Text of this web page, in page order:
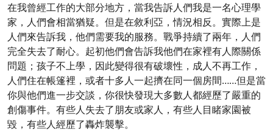
在我曾經工作的大部分地方，當我告訴人們我是一名心理學
家，人們會相當猶疑。但是在敘利亞，情況相反。實際上是
人們來告訴我，他們需要我的服務。戰爭持續了兩年，人們
完全失去了耐心。起初他們會告訴我他們在家裡有人際關係
問題；孩子不上學，因此變得很有破壞性，成人不再工作，
人們住在帳篷裡，或者十多人一起擠在同一個房間……但是當
你與他們進一步交談，你很快發現大多數人都經歷了嚴重的
創傷事件。有些人失去了朋友或家人，有些人目睹家園被
毀，有些人經歷了轟炸襲擊。